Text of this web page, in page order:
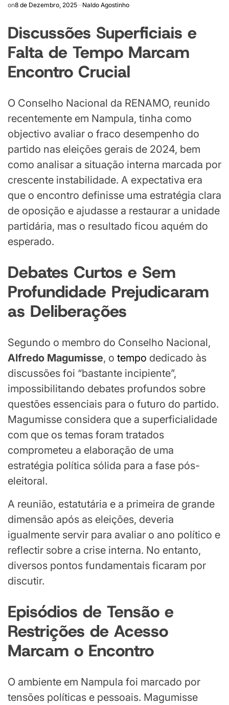
on8 de Dezembro, 2025 Naldo Agostinho
Discussões Superficiais e
Falta de Tempo Marcam
Encontro Crucial
O Conselho Nacional da RENAMO, reunido
recentemente em Nampula, tinha como
objectivo avaliar o fraco desempenho do
partido nas eleições gerais de 2024, bem
como analisar a situação interna marcada por
crescente instabilidade. A expectativa era
que o encontro definisse uma estratégia clara
de oposição e ajudasse a restaurar a unidade
partidária, mas o resultado ficou aquém do
esperado.
Debates Curtos e Sem
Profundidade Prejudicaram
as Deliberações
Segundo o membro do Conselho Nacional,
Alfredo Magumisse, o tempo dedicado às
discussões foi “bastante incipiente”,
impossibilitando debates profundos sobre
questões essenciais para o futuro do partido.
Magumisse considera que a superficialidade
com que os temas foram tratados
comprometeu a elaboração de uma
estratégia política sólida para a fase pós-
eleitoral.
A reunião, estatutária e a primeira de grande
dimensão após as eleições, deveria
igualmente servir para avaliar o ano político e
reflectir sobre a crise interna. No entanto,
diversos pontos fundamentais ficaram por
discutir.
Episódios de Tensão e
Restrições de Acesso
Marcam o Encontro
O ambiente em Nampula foi marcado por
tensões políticas e pessoais. Magumisse